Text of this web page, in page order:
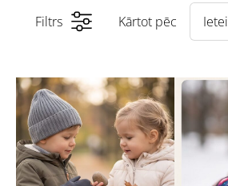
Filtrs
Kārtot pēc